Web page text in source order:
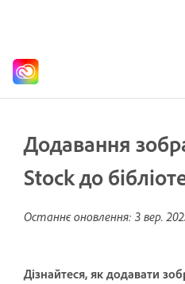
Додавання
Stock до
Останнє оновлення: 3 вер.
Дізнайтеся, як додавати